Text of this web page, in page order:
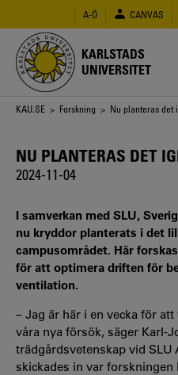
huvudinnehåll
A-Ö CANVAS
KARLSTADS
UNIVERSITET
Länkstig
KAU.SE > Forskning > Nu planteras det
NU PLANTERAS DET
2024-11-04
I samverkan med SLU,
nu kryddor planterats i det
campusområdet. Här
för att optimera driften för
ventilation.
– Jag är här i en vecka för
våra nya försök, säger Karl-
trädgårdsvetenskap vid SLU
skickades in var